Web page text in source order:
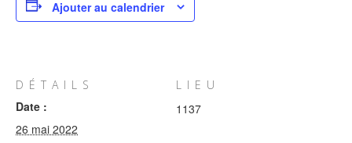
Ajouter au calendrier
DÉTAILS
Date :
26 mai 2022
LIEU
1137